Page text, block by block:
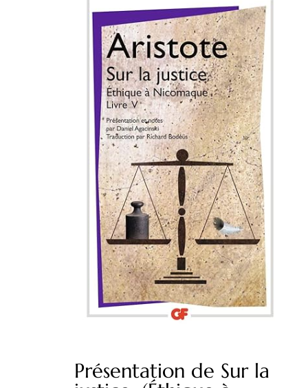
Présentation de Sur la